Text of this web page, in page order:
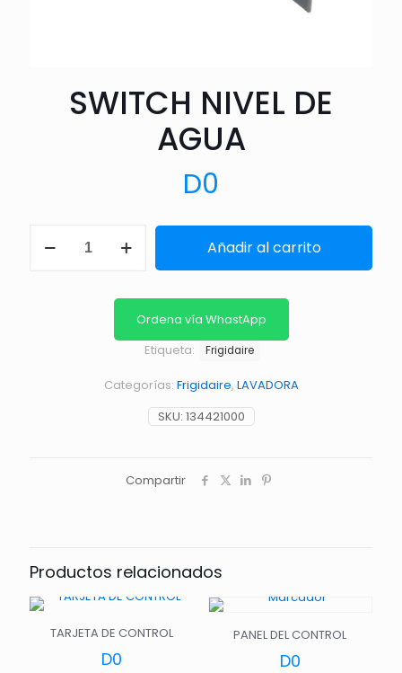
SWITCH NIVEL DE
AGUA
D0
NIVEL
Añadir al carrito
Ordena vía WhastApp
SKU: 134421000
Categorías: Frigidaire, LAVADORA
Etiqueta: Frigidaire
Compartir
Productos relacionados
TARJETA DE CONTROL
D0
PANEL DEL CONTROL
D0